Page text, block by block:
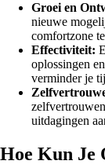
Groei en
nieuwe
comfortzone
Effectiviteit:
oplossingen
verminder je
uitdagingen
Hoe Kun Je